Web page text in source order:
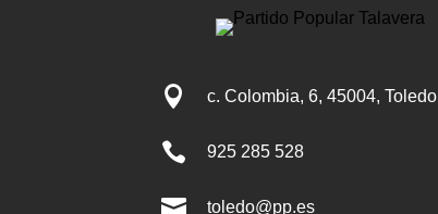
 c. Colombia, 6, 45004, Toledo
 925 285 528
 toledo@pp.es